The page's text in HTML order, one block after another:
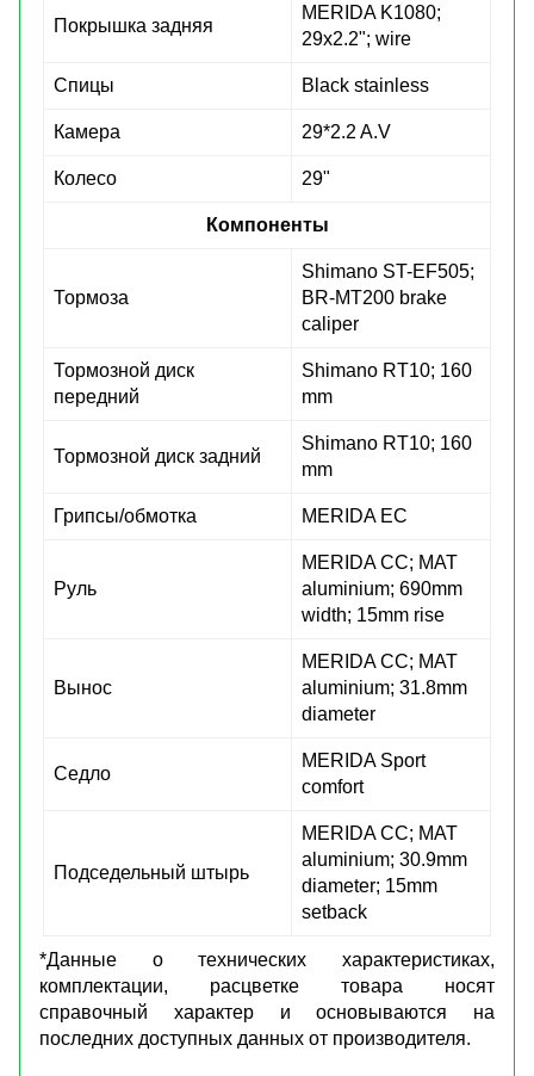
Покрышка задняя
MERIDA K1080;
29x2.2"; wire
Спицы Black stainless
Камера 29*2.2 A.V
Колесо 29"
Компоненты
Тормоза
Shimano ST-EF505;
BR-MT200 brake
caliper
Тормозной диск
передний
Shimano RT10; 160
mm
Тормозной диск задний
Shimano RT10; 160
mm
Грипсы/обмотка MERIDA EC
Руль
MERIDA CC; MAT
aluminium; 690mm
width; 15mm rise
Вынос
MERIDA CC; MAT
aluminium; 31.8mm
diameter
Седло
MERIDA Sport
comfort
Подседельный штырь
MERIDA CC; MAT
aluminium; 30.9mm
diameter; 15mm
setback
*Данные о технических характеристиках,
комплектации, расцветке товара носят
справочный характер и основываются на
последних доступных данных от производителя.